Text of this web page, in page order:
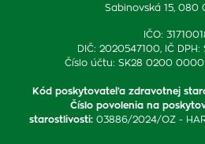
Sabinovská 15, 080
IČO:
DIČ: 2020547100, IČ
Číslo účtu: SK28 0200
Kód poskytovateľa zdravotnej
Číslo povolenia na
starostlivosti: 03886/2024/OZ -